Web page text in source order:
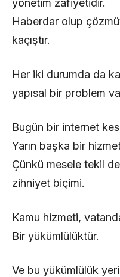
yönetim zafiyetidir.
Haberdar olup
kaçıştır.
Her iki durumda da
yapısal bir problem
Bugün bir internet
Yarın başka bir
Çünkü mesele tekil
zihniyet biçimi.
Kamu hizmeti,
Bir yükümlülüktür.
Ve bu yükümlülük